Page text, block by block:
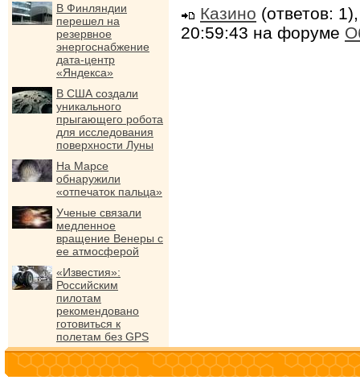
В Финляндии
перешел на
резервное
энергоснабжение
дата-центр
«Яндекса»
В США создали
уникального
прыгающего робота
для исследования
поверхности Луны
На Марсе
обнаружили
«отпечаток пальца»
Ученые связали
медленное
вращение Венеры с
ее атмосферой
«Известия»:
Российским
пилотам
рекомендовано
готовиться к
полетам без GPS
Казино (ответов:
20:59:43 на форуме